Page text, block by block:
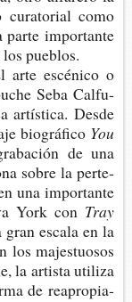
cura­to­rial como
parte impor­tan­te
pueblos.
arte escé­ni­co o
Seba Cal­fu­
artís­ti­ca. Desde
biográfico You
de una
sobre la per­te­
una impor­tan­te
York con Tray
esca­la en la
los majes­tuo­sos
la artis­ta uti­li­za
de reapro­pia­